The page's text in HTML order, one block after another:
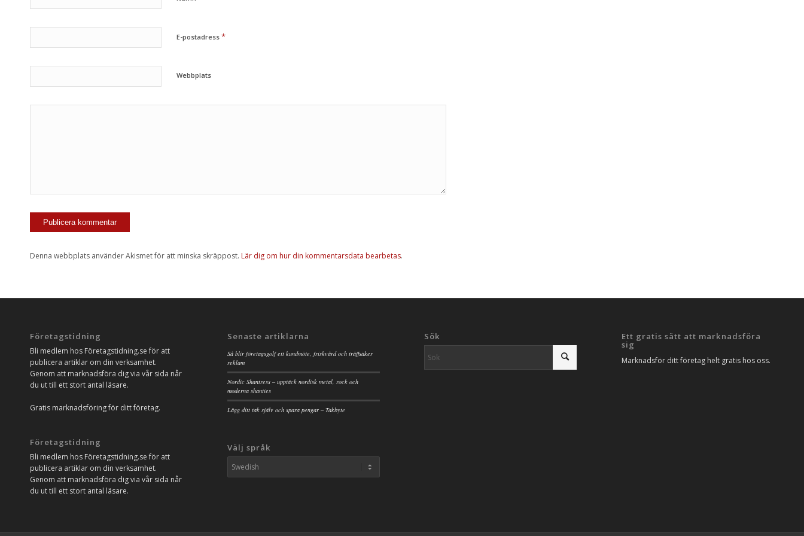
E-postadress *
Webbplats
Denna webbplats använder Akismet för att minska skräppost. Lär dig om hur din kommentarsdata bearbetas.
Företagstidning
Bli medlem hos Företagstidning.se för att
publicera artiklar om din verksamhet.
Genom att marknadsföra dig via vår sida når
du ut till ett stort antal läsare.
Gratis marknadsföring för ditt företag.
Företagstidning
Bli medlem hos Företagstidning.se för att
publicera artiklar om din verksamhet.
Genom att marknadsföra dig via vår sida når
du ut till ett stort antal läsare.
Senaste artiklarna
Så blir företagsgolf ett kundmöte, friskvård och träffsäker
reklam
Nordic Shantress – upptäck nordisk metal, rock och
moderna shanties
Lägg ditt tak själv och spara pengar – Takbyte
Välj språk
Sök Ett gratis sätt att marknadsföra
sig
Marknadsför ditt företag helt gratis hos oss.